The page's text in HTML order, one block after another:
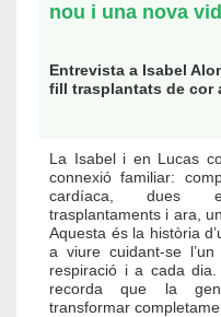
nou i una nova
Entrevista a Isabel
fill trasplantats de cor
La Isabel i en Lucas
connexió familiar:
cardíaca, dues
trasplantaments i ara,
Aquesta és la història
a viure cuidant-se
respiració i a cada
recorda que la
transformar